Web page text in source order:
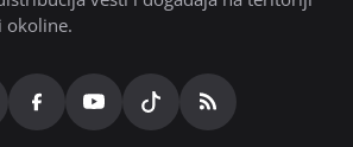
okoline.